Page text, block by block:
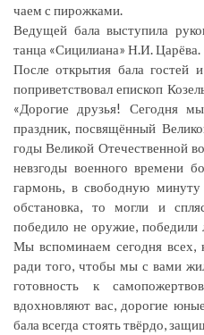
чаем с пирожками.
Ведущей бала выступила
танца «Сицилиана» Н.И. Царёва.
После открытия бала гостей
поприветствовал епископ
«Дорогие друзья! Сегодня
праздник, посвящённый
годы Великой Отечественной
невзгоды военного времени
гармонь, в свободную минуту
обстановка, то могли и
победило не оружие, победили
Мы вспоминаем сегодня
ради того, чтобы мы с вами
готовность к
вдохновляют вас, дорогие
бала всегда стоять твёрдо,